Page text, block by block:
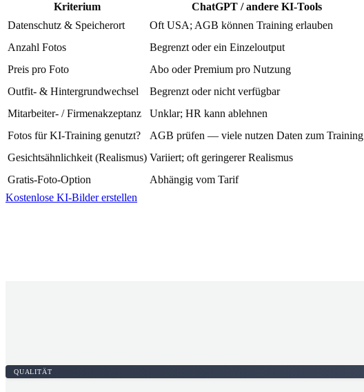
Kriterium ChatGPT / andere KI-Tools
Datenschutz & Speicherort
Oft USA; AGB können Training erlauben
Anzahl Fotos
Begrenzt oder ein Einzeloutput
Preis pro Foto
Abo oder Premium pro Nutzung
Outfit- & Hintergrundwechsel
Begrenzt oder nicht verfügbar
Mitarbeiter- / Firmenakzeptanz
Unklar; HR kann ablehnen
Fotos für KI-Training genutzt?
AGB prüfen — viele nutzen Daten zum Training
Gesichtsähnlichkeit (Realismus) Variiert; oft geringerer Realismus
Gratis-Foto-Option
Abhängig vom Tarif
Kostenlose KI-Bilder erstellen
QUALITÄT